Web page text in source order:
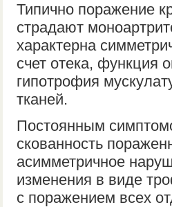
Типично поражение
страдают
характерна
счет отека, функция
гипотрофия
тканей.
Постоянным
скованность
асимметричное
изменения в виде
с поражением всех